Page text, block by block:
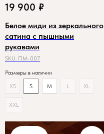
19 900 ₽
Белое миди из зеркального
сатина с пышными
рукавами
SKU: ПМ-007
Размеры в наличии
XS
S M L XL
XXL